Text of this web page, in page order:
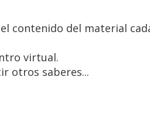
del material cada
virtual.
otros saberes...